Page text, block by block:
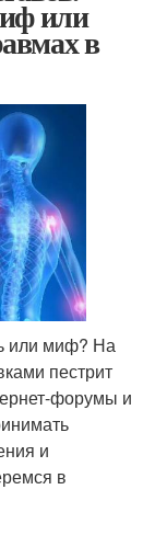
или
в
или миф? На
пестрит
форумы и
и
в